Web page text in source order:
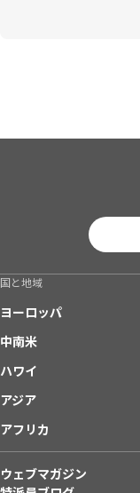
国と地域
ヨーロッパ
中南米
ハワイ
アジア
アフリカ
ウェブマガジン